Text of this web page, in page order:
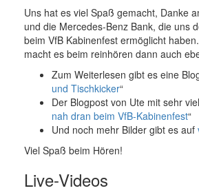
Uns hat es viel Spaß gemacht, Danke
und die Mercedes-Benz Bank, die uns
beim VfB Kabinenfest ermöglicht
macht es beim reinhören dann auch
Zum Weiterlesen gibt es eine
und Tischkicker“
Der Blogpost von Ute mit sehr
nah dran beim VfB-Kabinenfest“
Und noch mehr Bilder gibt es auf
Viel Spaß beim Hören!
Live-Videos